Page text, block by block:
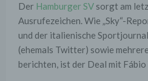
Der Hamburger SV sorgt am
Ausrufezeichen. Wie „Sky“-
und der italienische
(ehemals Twitter) sowie
berichten, ist der Deal mit